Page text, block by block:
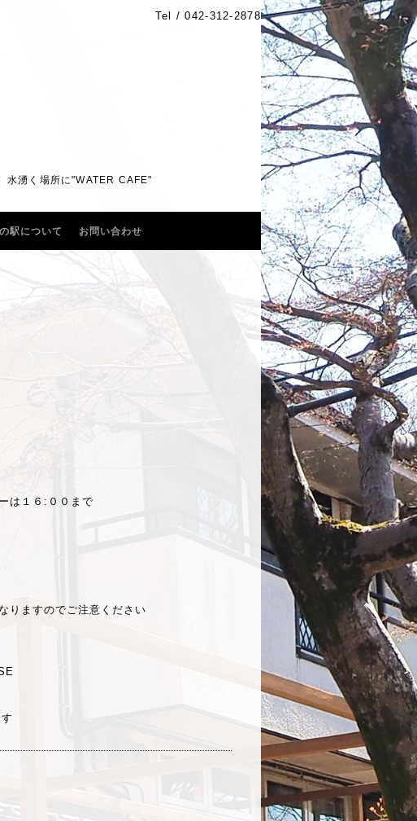
Tel /042-312-2878
水湧く場所に"WATER CAFE"
駅について お問い合わせ
は１６:００まで
りますのでご注意ください